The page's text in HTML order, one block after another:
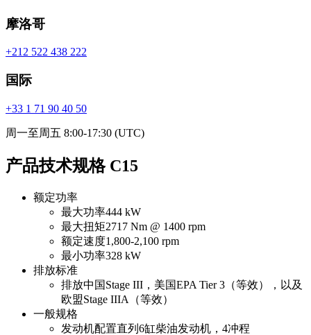
摩洛哥
+212 522 438 222
国际
+33 1 71 90 40 50
周一至周五 8:00-17:30 (UTC)
产品技术规格 C15
额定功率
最大功率444 kW
最大扭矩2717 Nm @ 1400 rpm
额定速度1,800-2,100 rpm
最小功率328 kW
排放标准
排放中国Stage III，美国EPA Tier 3（等效），以及
欧盟Stage IIIA（等效）
一般规格
发动机配置直列6缸柴油发动机，4冲程